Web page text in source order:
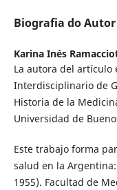
Biografia do Autor
Karina Inés
La autora del
Interdisciplinario de
Historia de la
Universidad de
Este trabajo forma
salud en la
1955). Facultad de